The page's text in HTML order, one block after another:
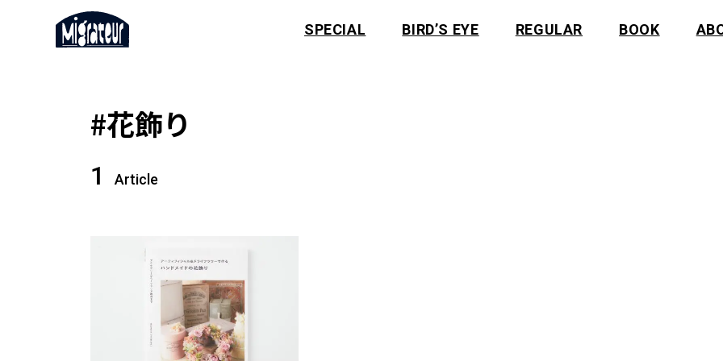
SPECIAL BIRD’S EYE REGULAR BOOK
#花飾り
1 Article